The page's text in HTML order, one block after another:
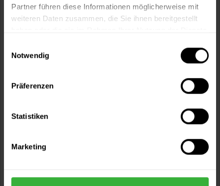
Partner führen diese Informationen möglicherweise mit
weiteren Daten zusammen, die Sie ihnen bereitgestellt
Notwendig
Präferenzen
Statistiken
Marketing
Universelle 1K-Grundierung, die über hervorragende
Verfügbare Varianten
23,99 €